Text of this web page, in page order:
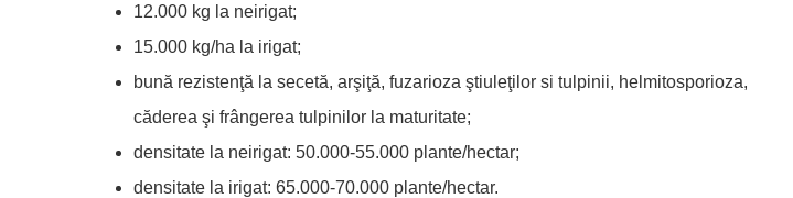
12.000 kg la neirigat;
15.000 kg/ha la irigat;
bună rezistenţă la secetă, arşiţă, fuzarioza ştiuleţilor si tulpinii, helmitosporioza,
căderea şi frângerea tulpinilor la maturitate;
densitate la neirigat: 50.000-55.000 plante/hectar;
densitate la irigat: 65.000-70.000 plante/hectar.